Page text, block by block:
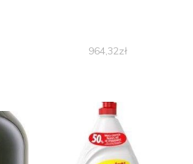
964,32zł